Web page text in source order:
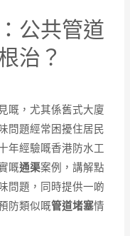
公共管道
治？
嘅，尤其係舊式大廈
問題經常困擾住居民
年經驗嘅香港防水工
嘅通渠案例，講解點
問題，同時提供一啲
防類似嘅管道堵塞情